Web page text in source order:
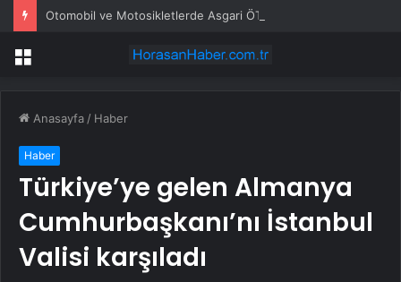
Menü
Anasayfa / Haber
Haber
Türkiye’ye gelen Almanya
Cumhurbaşkanı’nı İstanbul
Valisi karşıladı